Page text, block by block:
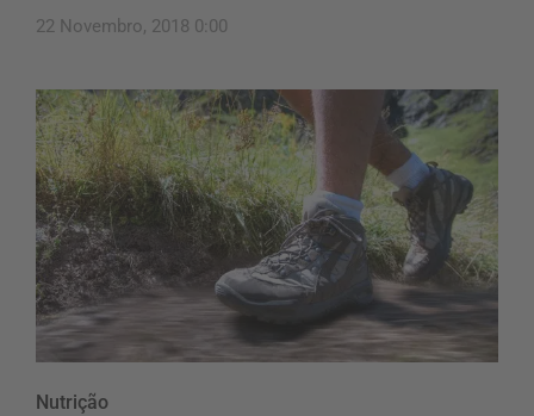
22 Novembro, 2018 0:00
Nutrição